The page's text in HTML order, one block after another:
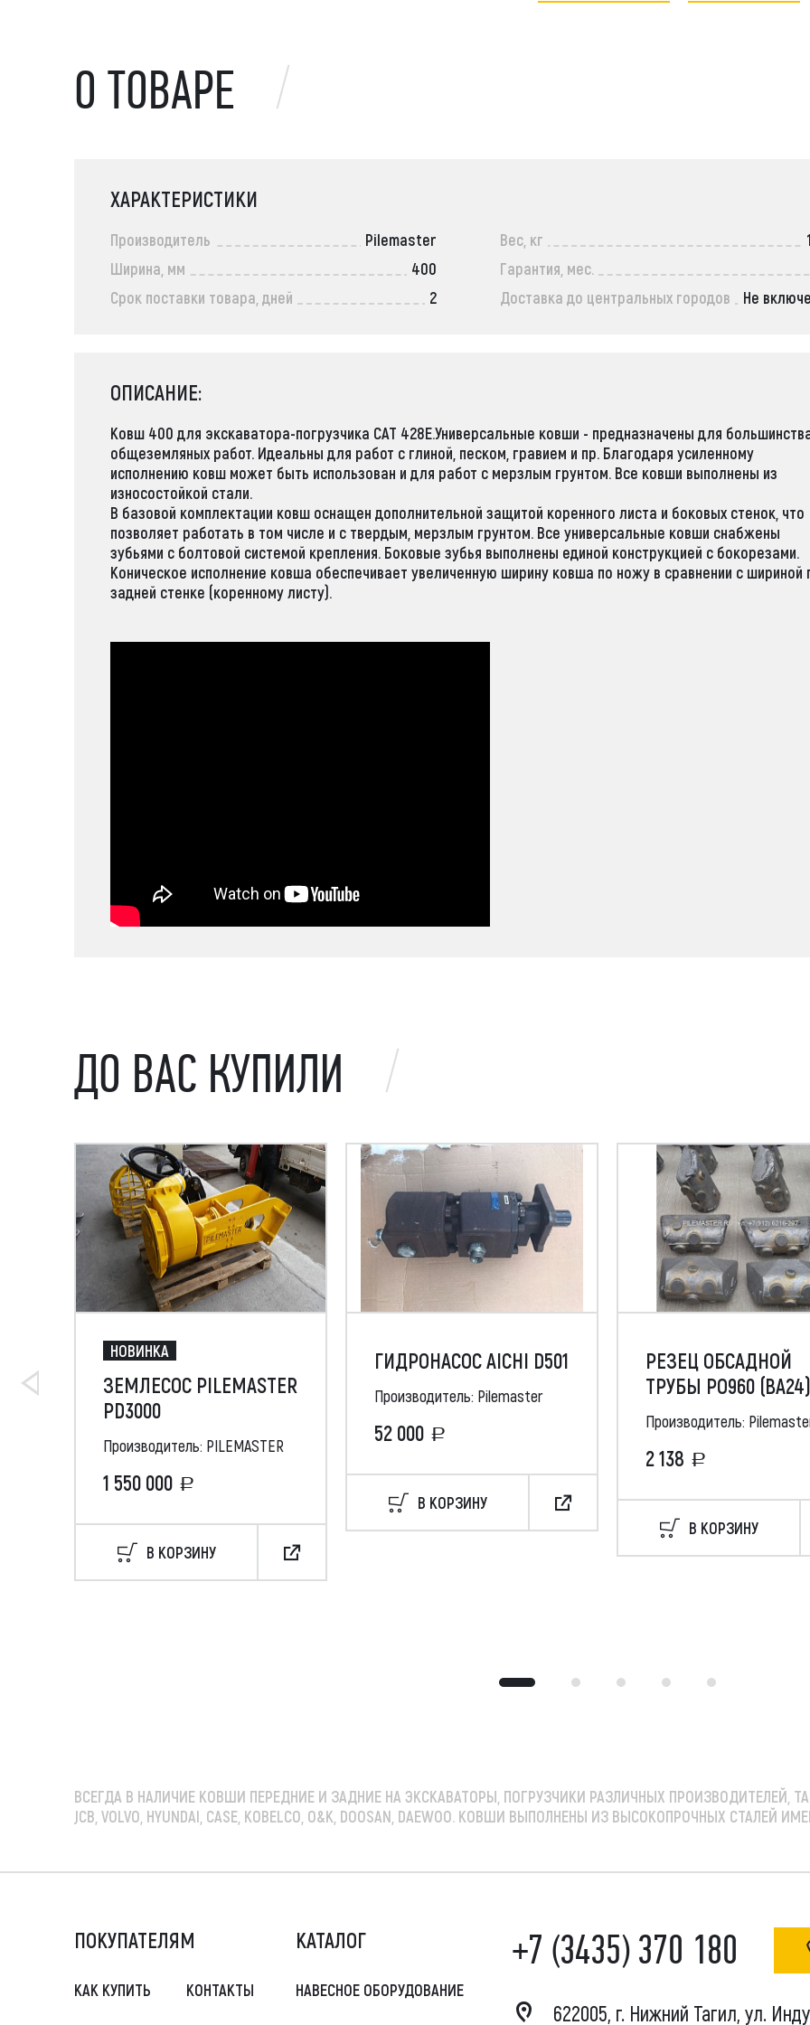
О ТОВАРЕ
ХАРАКТЕРИСТИКИ
Производитель
Pilemaster
Ширина, мм
400
Срок поставки товара, дней
2
Вес, кг
Гарантия, мес.
Доставка до центральных городов
Не
ОПИСАНИЕ:
Ковш 400 для экскаватора-погрузчика CAT 428E.Универсальные ковши - предназначены для
общеземляных работ. Идеальны для работ с глиной, песком, гравием и пр. Благодаря усиленному
исполнению ковш может быть использован и для работ с мерзлым грунтом. Все ковши выполнены из
износостойкой стали.
В базовой комплектации ковш оснащен дополнительной защитой коренного листа и боковых стенок, что
позволяет работать в том числе и с твердым, мерзлым грунтом. Все универсальные ковши снабжены
зубьями с болтовой системой крепления. Боковые зубья выполнены единой конструкцией с бокорезами.
Коническое исполнение ковша обеспечивает увеличенную ширину ковша по ножу в сравнении с шириной
задней стенке (коренному листу).
ДО ВАС КУПИЛИ
НОВИНКА
ЗЕМЛЕСОС PILEMASTER
PD3000
Производитель: PILEMASTER
1 550 000
В КОРЗИНУ
ГИДРОНАСОС AICHI D501
Производитель: Pilemaster
52 000
В КОРЗИНУ
РЕЗЕЦ ОБСАДНОЙ
ТРУБЫ РО960 (ВА24)
Производитель:
2 138
В КОРЗИНУ
ВСЕГДА В НАЛИЧИЕ КОВШИ ПЕРЕДНИЕ И ЗАДНИЕ НА ЭКСКАВАТОРЫ, ПОГРУЗЧИКИ РАЗЛИЧНЫХ ПРОИЗВОДИТЕЛЕЙ,
JCB, VOLVO, HYUNDAI, CASE, KOBELCO, O&K, DOOSAN, DAEWOO. КОВШИ ВЫПОЛНЕНЫ ИЗ ВЫСОКОПРОЧНЫХ
ПОКУПАТЕЛЯМ
КАК КУПИТЬ КОНТАКТЫ
КАТАЛОГ
НАВЕСНОЕ ОБОРУДОВАНИЕ
+7 (3435) 370 180
622005, г. Нижний Тагил, ул.